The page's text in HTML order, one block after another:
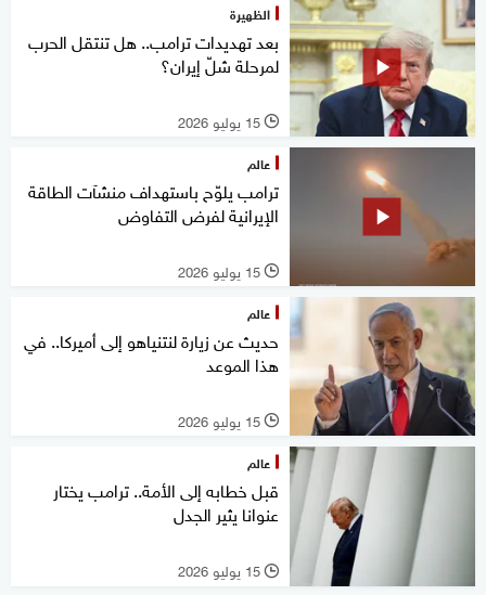
الظهيرة
بعد تهديدات ترامب.. هل تنتقل الحرب
لمرحلة شلّ إيران؟
l 15 يوليو 2026
عالم
ترامب يلوّح باستهداف منشآت الطاقة
الإيرانية لفرض التفاوض
l 15 يوليو 2026
عالم
حديث عن زيارة لنتنياهو إلى أميركا.. في
هذا الموعد
l 15 يوليو 2026
عالم
قبل خطابه إلى الأمة.. ترامب يختار
عنوانا يثير الجدل
l 15 يوليو 2026